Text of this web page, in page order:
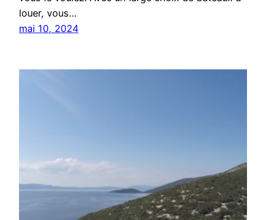
louer, vous…
mai 10, 2024